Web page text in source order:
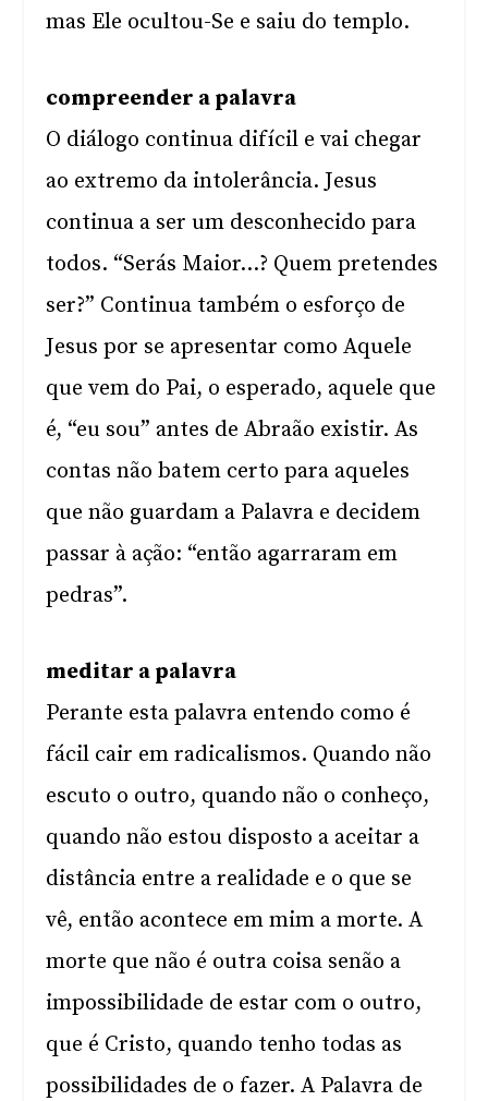
mas Ele ocultou-Se e saiu do templo.
compreender a palavra
O diálogo continua difícil e vai chegar
ao extremo da intolerância. Jesus
continua a ser um desconhecido para
todos. “Serás Maior…? Quem pretendes
ser?” Continua também o esforço de
Jesus por se apresentar como Aquele
que vem do Pai, o esperado, aquele que
é, “eu sou” antes de Abraão existir. As
contas não batem certo para aqueles
que não guardam a Palavra e decidem
passar à ação: “então agarraram em
pedras”.
meditar a palavra
Perante esta palavra entendo como é
fácil cair em radicalismos. Quando não
escuto o outro, quando não o conheço,
quando não estou disposto a aceitar a
distância entre a realidade e o que se
vê, então acontece em mim a morte. A
morte que não é outra coisa senão a
impossibilidade de estar com o outro,
que é Cristo, quando tenho todas as
possibilidades de o fazer. A Palavra de